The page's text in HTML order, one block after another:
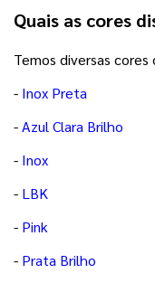
Quais as cores
Temos diversas cores
- Inox Preta
-Azul Clara Brilho
- Inox
- LBK
- Pink
- Prata Brilho